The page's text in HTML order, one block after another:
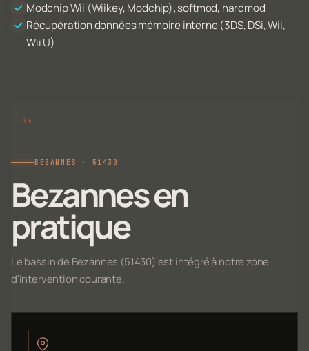
Modchip Wii (Wiikey, Modchip), softmod, hardmod
Récupération données mémoire interne (3DS, DSi, Wii,
Wii U)
BEZANNES · 51430
Bezannes en
pratique
Le bassin de Bezannes (51430) est intégré à notre zone
d'intervention courante.